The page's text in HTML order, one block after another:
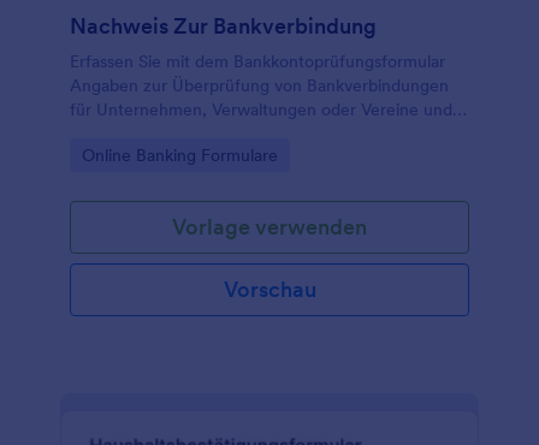
Nachweis Zur Bankverbindung
Erfassen Sie mit dem Bankkontoprüfungsformular
Angaben zur Überprüfung von Bankverbindungen
für Unternehmen, Verwaltungen oder Vereine und
Formularantwort in Jotform übersichtlich.
Go to Category:
Online Banking Formulare
Vorlage verwenden
Vorschau